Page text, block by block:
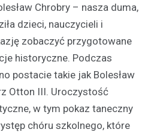
Chrobry – nasza duma,
dzieci, nauczycieli i
zobaczyć przygotowane
historyczne. Podczas
postacie takie jak Bolesław
Otton III. Uroczystość
w tym pokaz taneczny
chóru szkolnego, które